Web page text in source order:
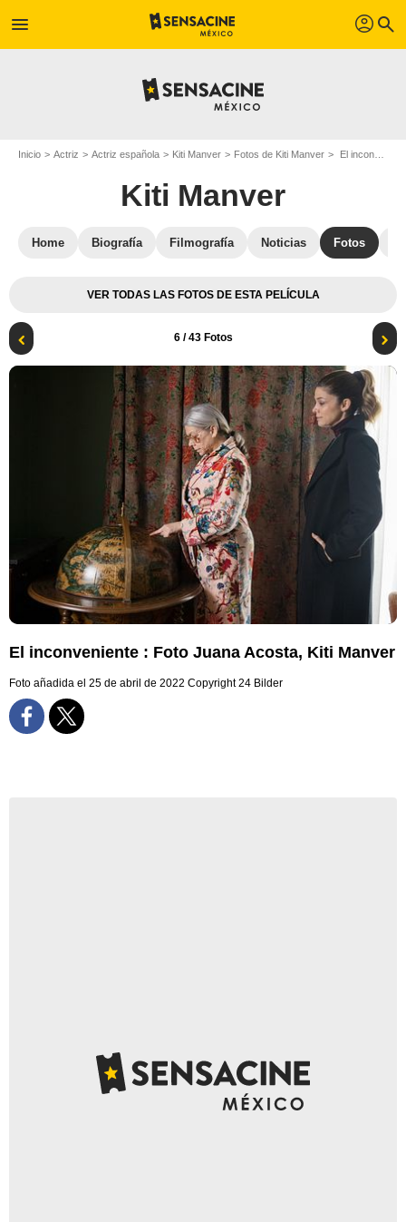
menu profil search
Inicio Actriz Actriz española Kiti Manver Fotos de Kiti Manver El inconveniente : Foto Juana Acosta, Kiti Manver
Kiti Manver
Home Biografía Filmografía Noticias Fotos
VER TODAS LAS FOTOS DE ESTA PELÍCULA
6/ 43 Fotos
El inconveniente : Foto Juana Acosta, Kiti Manver
Foto añadida el 25 de abril de 2022 Copyright 24 Bilder